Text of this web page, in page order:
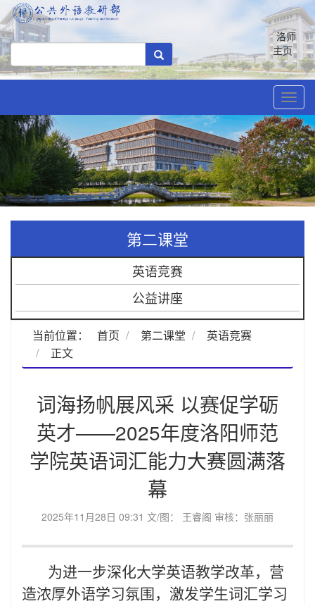
洛师
主页
第二课堂
英语竞赛
公益讲座
当前位置： 首页 第二课堂
英语竞赛
正文
词海扬帆展风采 以赛促学砺
英才——2025年度洛阳师范
学院英语词汇能力大赛圆满落
幕
2025年11月28日 09:31 文/图： 王睿阁 审核：张丽丽
为进一步深化大学英语教学改革，营
造浓厚外语学习氛围，激发学生词汇学习